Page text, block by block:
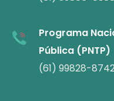
Programa
Pública (PNTP)
(61) 99828-